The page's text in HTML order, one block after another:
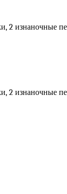
2 изнаночные
2 изнаночные